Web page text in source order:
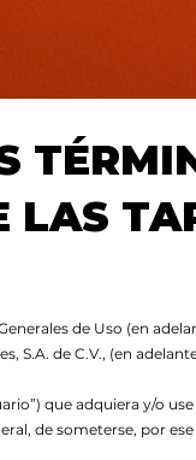
LAS
de Uso (en
S.A. de C.V., (en
que adquiera y/o
de someterse, por